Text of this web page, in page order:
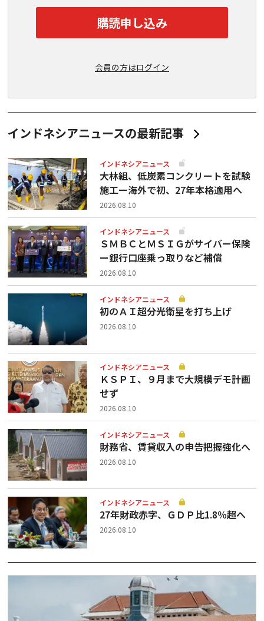
購読申し込み
会員の方はログイン
インドネシアニュースの最新記事
インドネシアニュース
大林組、低炭素コンクリートを試験
施工ー海外で初、27年本格適用へ
2026.08.10
インドネシアニュース
ＳＭＢＣとＭＳＩＧがサイバー保険
ー銀行口座乗っ取りなど補償
2026.08.10
インドネシアニュース
初のＡＩ超分光衛星を打ち上げ
2026.08.10
インドネシアニュース
ＫＳＰＩ、９月まで大規模デモ計画
せず
2026.08.10
インドネシアニュース
財務省、賃貸収入の申告把握強化へ
2026.08.10
インドネシアニュース
27年財政赤字、ＧＤＰ比1.8％超へ
2026.08.10